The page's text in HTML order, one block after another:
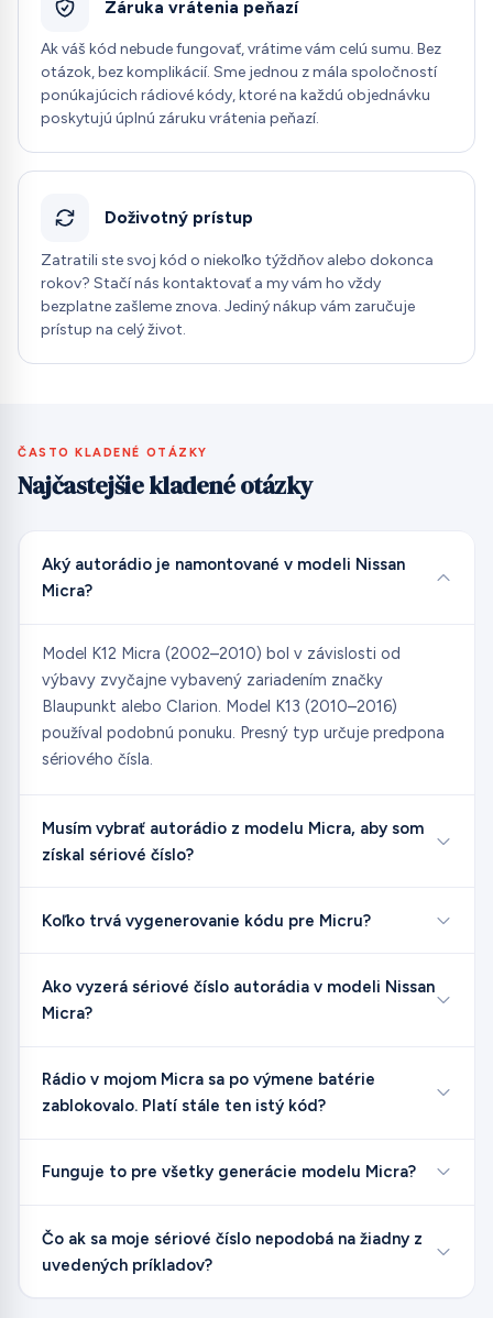
Záruka vrátenia peňazí
Ak váš kód nebude fungovať, vrátime vám celú sumu. Bez
otázok, bez komplikácií. Sme jednou z mála spoločností
ponúkajúcich rádiové kódy, ktoré na každú objednávku
poskytujú úplnú záruku vrátenia peňazí.
Doživotný prístup
Zatratili ste svoj kód o niekoľko týždňov alebo dokonca
rokov? Stačí nás kontaktovať a my vám ho vždy
bezplatne zašleme znova. Jediný nákup vám zaručuje
prístup na celý život.
ČASTO KLADENÉ OTÁZKY
Najčastejšie kladené otázky
Aký autorádio je namontované v modeli Nissan
Micra?
Model K12 Micra (2002–2010) bol v závislosti od
výbavy zvyčajne vybavený zariadením značky
Blaupunkt alebo Clarion. Model K13 (2010–2016)
používal podobnú ponuku. Presný typ určuje predpona
sériového čísla.
Musím vybrať autorádio z modelu Micra, aby som
získal sériové číslo?
Koľko trvá vygenerovanie kódu pre Micru?
Ako vyzerá sériové číslo autorádia v modeli Nissan
Micra?
Rádio v mojom Micra sa po výmene batérie
zablokovalo. Platí stále ten istý kód?
Funguje to pre všetky generácie modelu Micra?
Čo ak sa moje sériové číslo nepodobá na žiadny z
uvedených príkladov?